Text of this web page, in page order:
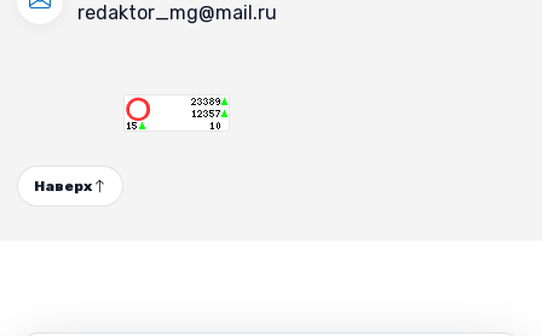
redaktor_mg@mail.ru
Наверх